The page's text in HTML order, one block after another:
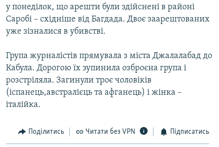
КРИМ РЕАЛІЇ
РУС
КТАТ
ДОЛУЧАЙСЯ!
у понеділок, що арешти були здійснені в районі
Саробі – східніше від Багдада. Двоє заарештованих
уже зізналися в убивстві.
Група журналістів прямувала з міста Джалалабад до
Кабула. Дорогою їх зупинила озброєна група і
розстріляла. Загинули троє чоловіків
(іспанець,австралієць та афганець) і жінка –
італійка.
Поділитись Читати без VPN Підписатись